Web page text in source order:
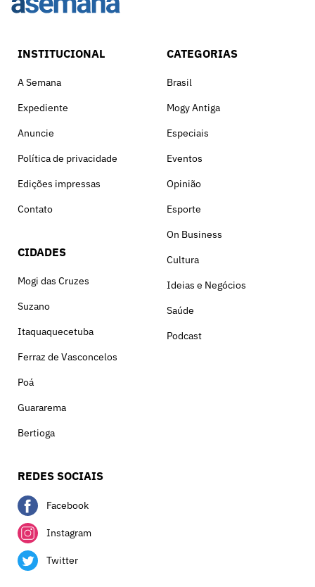
INSTITUCIONAL
A Semana
Expediente
Anuncie
Política de privacidade
Edições impressas
Contato
CIDADES
Mogi das Cruzes
Suzano
Itaquaquecetuba
Ferraz de Vasconcelos
Poá
Guararema
Bertioga
CATEGORIAS
Brasil
Mogy Antiga
Especiais
Eventos
Opinião
Esporte
On Business
Cultura
Ideias e Negócios
Saúde
Podcast
REDES SOCIAIS
Facebook
Instagram
Twitter